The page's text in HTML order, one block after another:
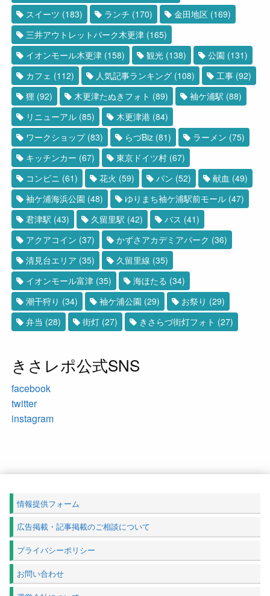
スイーツ (183) ランチ (170) 金田地区 (169)
三井アウトレットパーク木更津 (165)
イオンモール木更津 (158) 観光 (138) 公園 (131)
カフェ (112) 人気記事ランキング (108) 工事 (92)
狸 (92) 木更津たぬきフォト (89) 袖ケ浦駅 (88)
リニューアル (85) 木更津港 (84)
ワークショップ(83) らづBiz (81) ラーメン (75)
キッチンカー (67) 東京ドイツ村 (67)
コンビニ (61) 花火 (59) パン (52) 献血 (49)
袖ケ浦海浜公園 (48) ゆりまち袖ケ浦駅前モール (47)
君津駅 (43) 久留里駅 (42) バス (41)
アクアコイン (37) かずさアカデミアパーク (36)
清見台エリア (35) 久留里線 (35)
イオンモール富津 (35) 海ほたる (34)
潮干狩り (34) 袖ケ浦公園 (29) お祭り (29)
弁当 (28) 街灯 (27) きさらづ街灯フォト (27)
きさレポ公式SNS
facebook
twitter
instagram
情報提供フォーム
広告掲載・記事掲載のご相談について
プライバシーポリシー
お問い合わせ